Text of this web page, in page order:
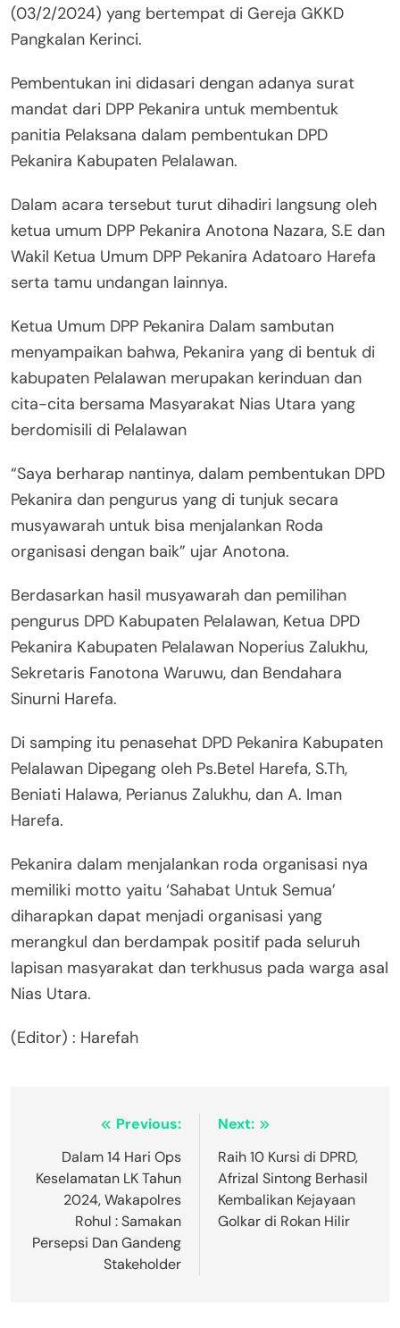
(03/2/2024) yang bertempat di Gereja GKKD
Pangkalan Kerinci.
Pembentukan ini didasari dengan adanya surat
mandat dari DPP Pekanira untuk membentuk
panitia Pelaksana dalam pembentukan DPD
Pekanira Kabupaten Pelalawan.
Dalam acara tersebut turut dihadiri langsung oleh
ketua umum DPP Pekanira Anotona Nazara, S.E dan
Wakil Ketua Umum DPP Pekanira Adatoaro Harefa
serta tamu undangan lainnya.
Ketua Umum DPP Pekanira Dalam sambutan
menyampaikan bahwa, Pekanira yang di bentuk di
kabupaten Pelalawan merupakan kerinduan dan
cita-cita bersama Masyarakat Nias Utara yang
berdomisili di Pelalawan
“Saya berharap nantinya, dalam pembentukan DPD
Pekanira dan pengurus yang di tunjuk secara
musyawarah untuk bisa menjalankan Roda
organisasi dengan baik” ujar Anotona.
Berdasarkan hasil musyawarah dan pemilihan
pengurus DPD Kabupaten Pelalawan, Ketua DPD
Pekanira Kabupaten Pelalawan Noperius Zalukhu,
Sekretaris Fanotona Waruwu, dan Bendahara
Sinurni Harefa.
Di samping itu penasehat DPD Pekanira Kabupaten
Pelalawan Dipegang oleh Ps.Betel Harefa, S.Th,
Beniati Halawa, Perianus Zalukhu, dan A. Iman
Harefa.
Pekanira dalam menjalankan roda organisasi nya
memiliki motto yaitu ‘Sahabat Untuk Semua’
diharapkan dapat menjadi organisasi yang
merangkul dan berdampak positif pada seluruh
lapisan masyarakat dan terkhusus pada warga asal
Nias Utara.
(Editor) : Harefah
Navigasi
pos
Previous:
Dalam 14 Hari Ops
Keselamatan LK Tahun
2024, Wakapolres
Rohul : Samakan
Persepsi Dan Gandeng
Stakeholder
Next:
Raih 10 Kursi di DPRD,
Afrizal Sintong Berhasil
Kembalikan Kejayaan
Golkar di Rokan Hilir